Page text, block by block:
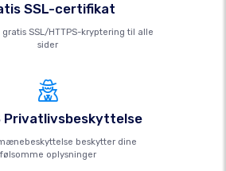
SSL-certifikat
SSL/HTTPS-kryptering til alle
sider
Privatlivsbeskyttelse
beskytter dine
følsomme oplysninger